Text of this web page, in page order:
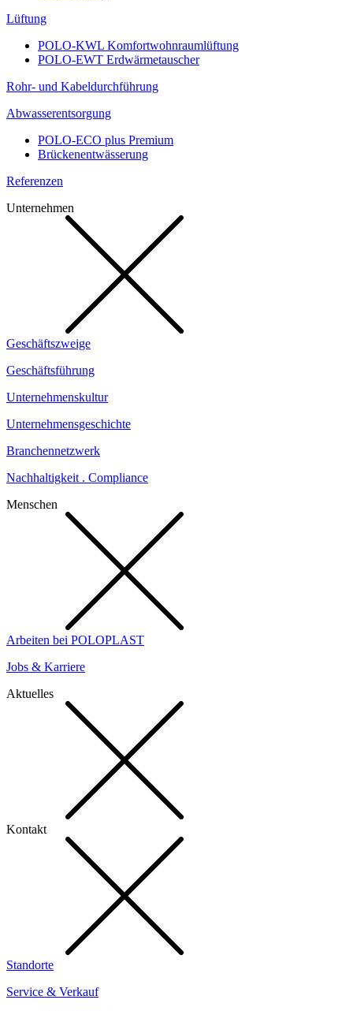
Lüftung
POLO-KWL Komfortwohnraumlüftung
POLO-EWT Erdwärmetauscher
Rohr- und Kabeldurchführung
Abwasserentsorgung
POLO-ECO plus Premium
Brückenentwässerung
Referenzen
Unternehmen
Geschäftszweige
Geschäftsführung
Unternehmenskultur
Unternehmensgeschichte
Branchennetzwerk
Nachhaltigkeit . Compliance
Menschen
Arbeiten bei POLOPLAST
Jobs & Karriere
Aktuelles
Kontakt
Standorte
Service & Verkauf